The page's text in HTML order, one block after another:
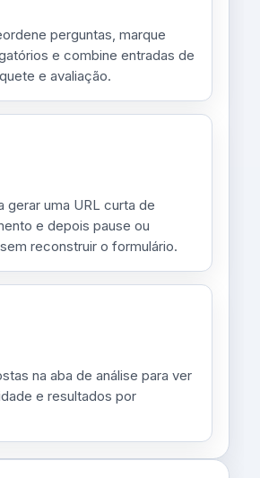
perguntas, marque
e combine entradas de
e avaliação.
gerar uma URL curta de
e depois pause ou
reconstruir o formulário.
na aba de análise para ver
e resultados por